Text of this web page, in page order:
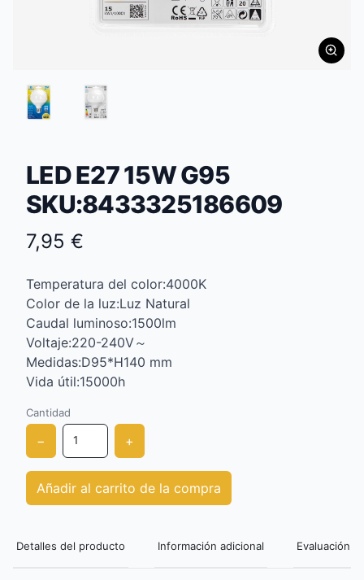
LED E27 15W G95
SKU:8433325186609
7,95 €
Temperatura del color:4000K
Color de la luz:Luz Natural
Caudal luminoso:1500lm
Voltaje:220-240V～
Medidas:D95*H140 mm
Vida útil:15000h
Cantidad
− +
Añadir al carrito de la compra
Detalles del producto Información adicional Evaluación